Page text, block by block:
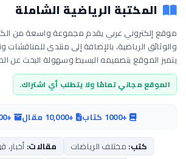
المكتبة الرياضية الشاملة
موقع إلكتروني عربي يقدم مجموعة واسعة من
والوثائق الرياضية، بالإضافة إلى منتدى للمناقشات
يتميز الموقع بتصميمه البسيط وسهولة البحث عن
الموقع مجاني تمامًا ولا يتطلب أي اشتراك.
+1000 كتاب +10,000 مقال
+1000 وثيقة
كتب: مختلف الرياضات مقالات: أخبار،